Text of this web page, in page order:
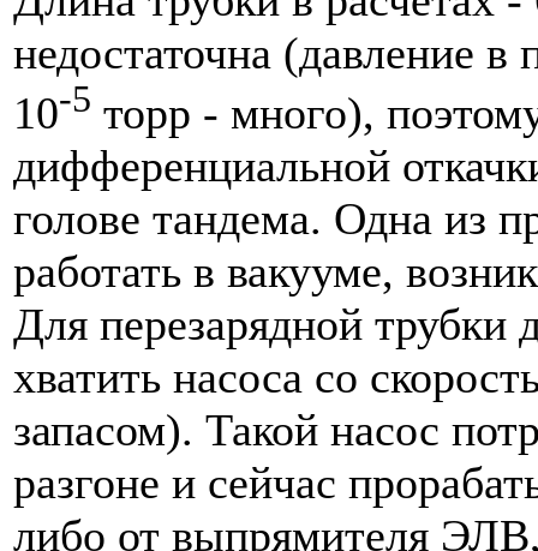
недостаточна (давление
10-5 торр - много),
дифференциальной
голове тандема. Одна из
работать в вакууме,
Для перезарядной
хватить насоса со
запасом). Такой насос
разгоне и сейчас
либо от выпрямителя